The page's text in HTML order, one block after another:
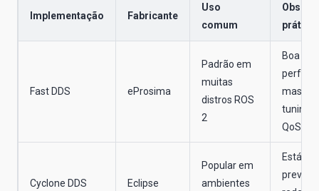
Implementação Fabricante
Uso
comum
prática
Fast DDS eProsima
Padrão em
muitas
distros ROS
2
Boa
mas
tuning
QoS
Cyclone DDS Eclipse
Popular em
ambientes
Estável